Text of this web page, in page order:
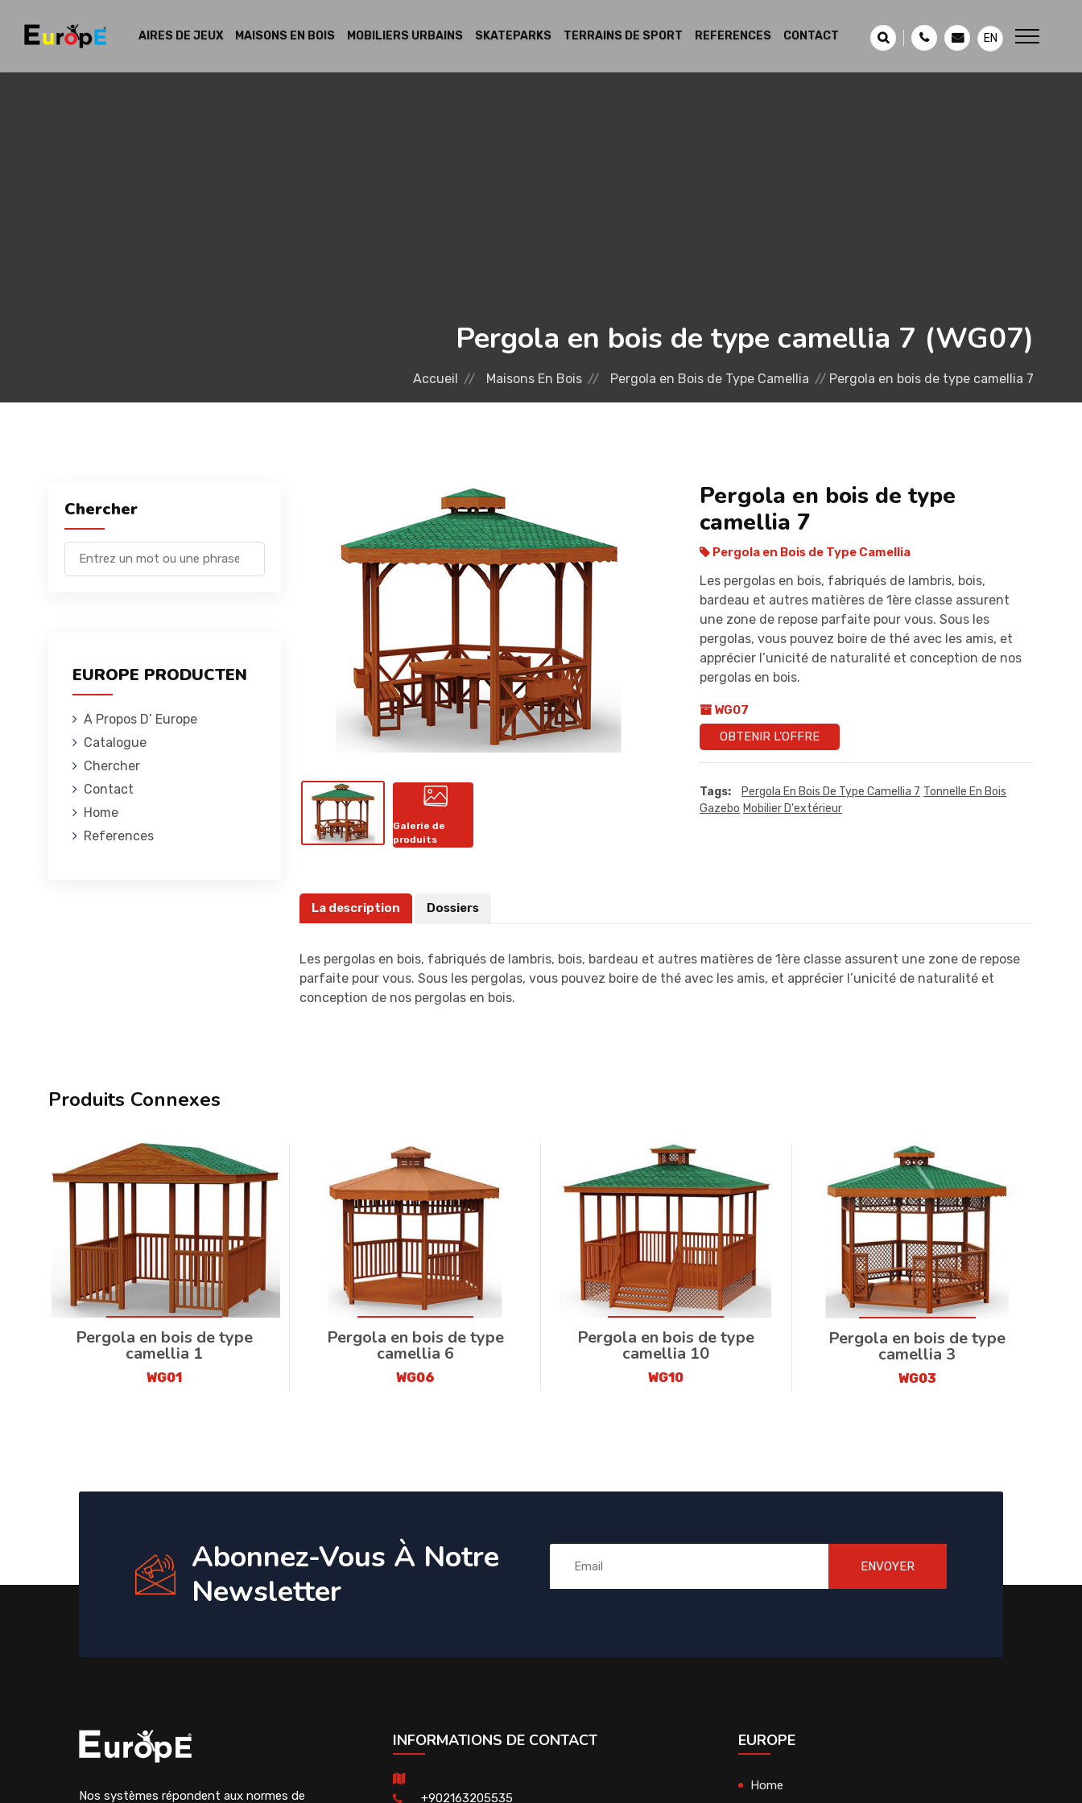
AIRES DE JEUX MAISONS EN BOIS MOBILIERS URBAINS SKATEPARKS TERRAINS DE SPORT REFERENCES CONTACT EN
Pergola en bois de type camellia 7 (WG07)
Accueil Maisons En Bois Pergola en Bois de Type Camellia Pergola en bois de type camellia 7
Chercher
EUROPE PRODUCTEN
A Propos D’ Europe
Catalogue
Chercher
Contact
Home
References
Galerie de
produits
Pergola en bois de type
camellia 7
Pergola en Bois de Type Camellia
Les pergolas en bois, fabriqués de lambris, bois,
bardeau et autres matières de 1ère classe assurent
une zone de repose parfaite pour vous. Sous les
pergolas, vous pouvez boire de thé avec les amis, et
apprécier l’unicité de naturalité et conception de nos
pergolas en bois.
WG07
OBTENIR L'OFFRE
Tags: Pergola En Bois De Type Camellia 7 Tonnelle En Bois
Gazebo Mobilier D'extérieur
La description Dossiers
Les pergolas en bois, fabriqués de lambris, bois, bardeau et autres matières de 1ère classe assurent une zone de repose
parfaite pour vous. Sous les pergolas, vous pouvez boire de thé avec les amis, et apprécier l’unicité de naturalité et
conception de nos pergolas en bois.
Produits Connexes
Pergola en bois de type
camellia 1
WG01
Pergola en bois de type
camellia 6
WG06
Pergola en bois de type
camellia 10
WG10
Pergola en bois de type
camellia 3
WG03
Abonnez-Vous À Notre
Newsletter
ENVOYER
Nos systèmes répondent aux normes de
INFORMATIONS DE CONTACT
+902163205535
EUROPE
Home